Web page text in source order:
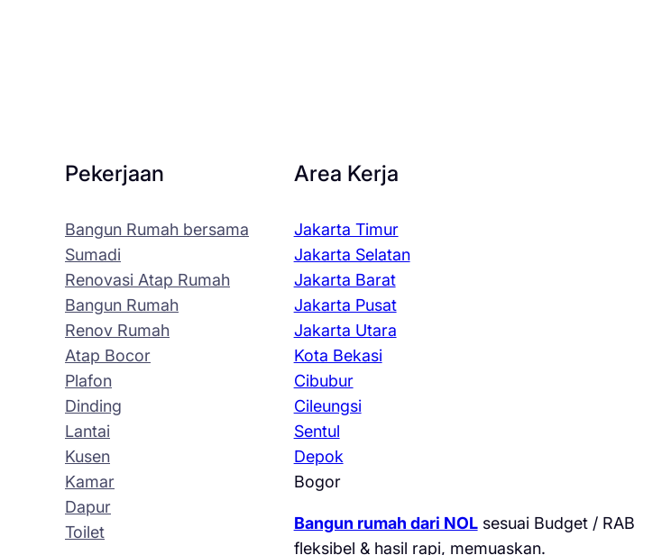
Pekerjaan
Bangun Rumah bersama
Sumadi
Renovasi Atap Rumah
Bangun Rumah
Renov Rumah
Atap Bocor
Plafon
Dinding
Lantai
Kusen
Kamar
Dapur
Toilet
Area Kerja
Jakarta Timur
Jakarta Selatan
Jakarta Barat
Jakarta Pusat
Jakarta Utara
Kota Bekasi
Cibubur
Cileungsi
Sentul
Depok
Bogor
Bangun rumah dari NOLsesuai Budget / RAB
fleksibel & hasil rapi, memuaskan.